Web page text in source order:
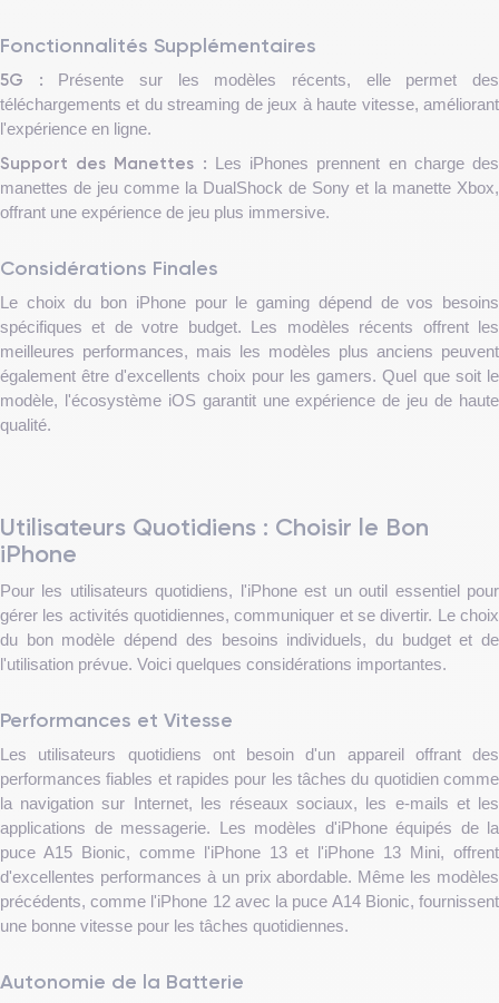
Fonctionnalités Supplémentaires
5G : Présente sur les modèles récents, elle permet des
téléchargements et du streaming de jeux à haute vitesse, améliorant
l'expérience en ligne.
Support des Manettes : Les iPhones prennent en charge des
manettes de jeu comme la DualShock de Sony et la manette Xbox,
offrant une expérience de jeu plus immersive.
Considérations Finales
Le choix du bon iPhone pour le gaming dépend de vos besoins
spécifiques et de votre budget. Les modèles récents offrent les
meilleures performances, mais les modèles plus anciens peuvent
également être d'excellents choix pour les gamers. Quel que soit le
modèle, l'écosystème iOS garantit une expérience de jeu de haute
qualité.
Utilisateurs Quotidiens : Choisir le Bon
iPhone
Pour les utilisateurs quotidiens, l'iPhone est un outil essentiel pour
gérer les activités quotidiennes, communiquer et se divertir. Le choix
du bon modèle dépend des besoins individuels, du budget et de
l'utilisation prévue. Voici quelques considérations importantes.
Performances et Vitesse
Les utilisateurs quotidiens ont besoin d'un appareil offrant des
performances fiables et rapides pour les tâches du quotidien comme
la navigation sur Internet, les réseaux sociaux, les e-mails et les
applications de messagerie. Les modèles d'iPhone équipés de la
puce A15 Bionic, comme l'iPhone 13 et l'iPhone 13 Mini, offrent
d'excellentes performances à un prix abordable. Même les modèles
précédents, comme l'iPhone 12 avec la puce A14 Bionic, fournissent
une bonne vitesse pour les tâches quotidiennes.
Autonomie de la Batterie